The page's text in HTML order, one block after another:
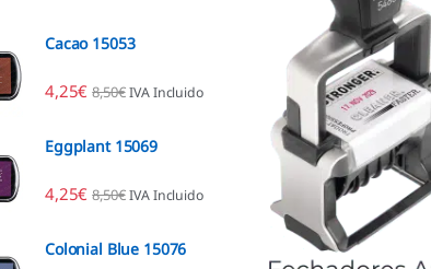
Cacao 15053
4,25€ 8,50€ IVA Incluido
Eggplant 15069
4,25€ 8,50€ IVA Incluido
Colonial Blue 15076